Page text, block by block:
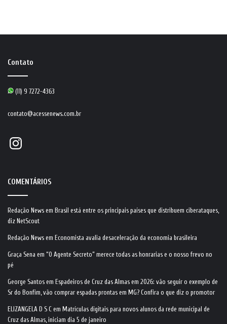
Contato
(11) 9 7272-4363
contato@acessenews.com.br
Instagram
COMENTÁRIOS
Redação News em Brasil está entre os principais países que distribuem ciberataques,
diz NetScout
Redação News em Economista avalia desaceleração da economia brasileira
Graça Sena em “O Agente Secreto” merece todas as honrarias e o nosso frevo no
pé
George Santos em Espadeiros de Cruz das Almas em 2026: vão seguir o exemplo de
Sr do Bonfim, vão comprar espadas prontas em MG? Confira o que diz o promotor
ELIZANGELA D S C em Matrículas digitais para novos alunos da rede municipal de
Cruz das Almas, iniciam dia 5 de janeiro